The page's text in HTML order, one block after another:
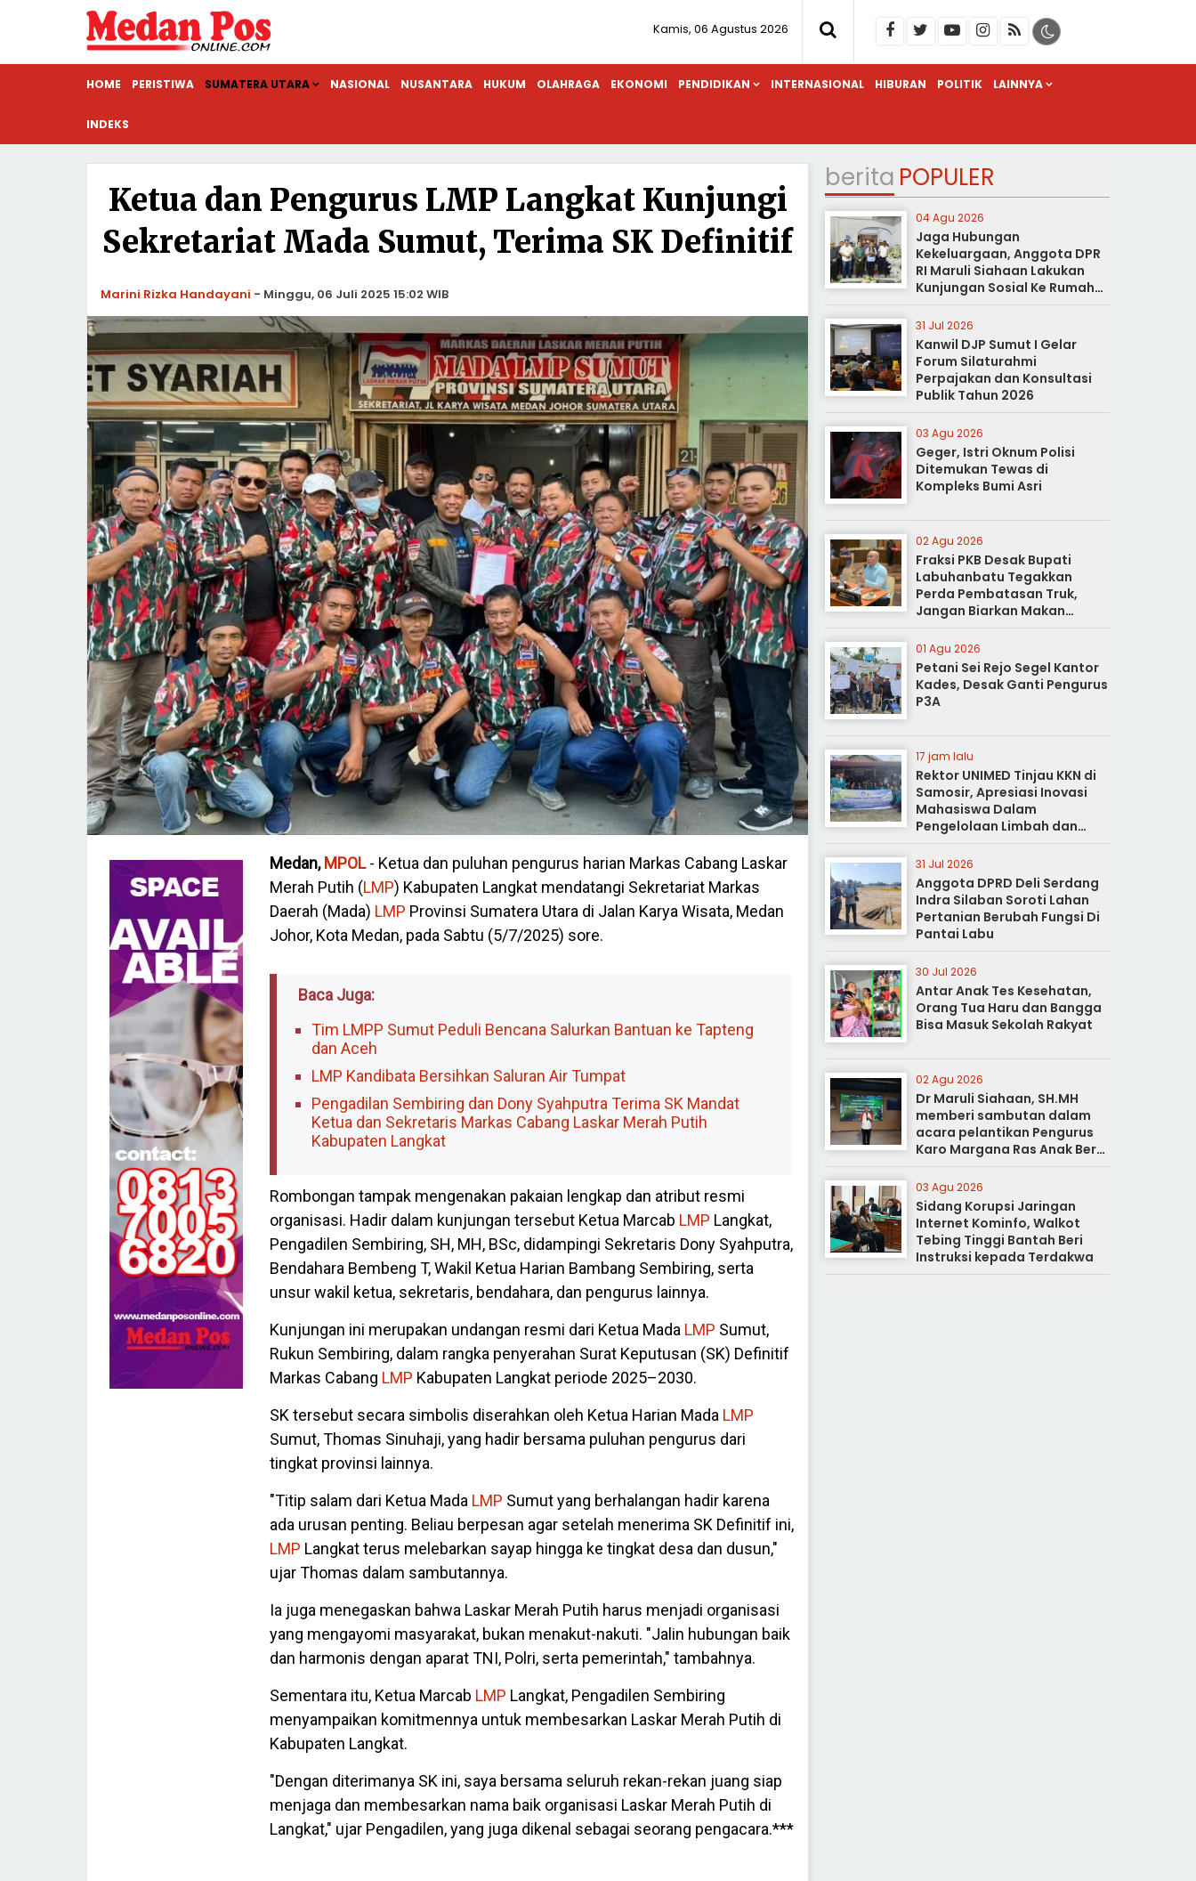
Kamis, 06 Agustus 2026
HOME PERISTIWA SUMATERA UTARA NASIONAL NUSANTARA HUKUM OLAHRAGA EKONOMI PENDIDIKAN INTERNASIONAL HIBURAN POLITIK LAINNYA
INDEKS
Ketua dan Pengurus LMP Langkat Kunjungi
Sekretariat Mada Sumut, Terima SK Definitif
Marini Rizka Handayani - Minggu, 06 Juli 2025 15:02 WIB
Medan, MPOL- Ketua dan puluhan pengurus harian Markas Cabang Laskar
Merah Putih (LMP) Kabupaten Langkat mendatangi Sekretariat Markas
Daerah (Mada) LMP Provinsi Sumatera Utara di Jalan Karya Wisata, Medan
Johor, Kota Medan, pada Sabtu (5/7/2025) sore.
Baca Juga:
Tim LMPP Sumut Peduli Bencana Salurkan Bantuan ke Tapteng
dan Aceh
LMP Kandibata Bersihkan Saluran Air Tumpat
Pengadilan Sembiring dan Dony Syahputra Terima SK Mandat
Ketua dan Sekretaris Markas Cabang Laskar Merah Putih
Kabupaten Langkat
Rombongan tampak mengenakan pakaian lengkap dan atribut resmi
organisasi. Hadir dalam kunjungan tersebut Ketua Marcab LMP Langkat,
Pengadilen Sembiring, SH, MH, BSc, didampingi Sekretaris Dony Syahputra,
Bendahara Bembeng T, Wakil Ketua Harian Bambang Sembiring, serta
unsur wakil ketua, sekretaris, bendahara, dan pengurus lainnya.
Kunjungan ini merupakan undangan resmi dari Ketua Mada LMP Sumut,
Rukun Sembiring, dalam rangka penyerahan Surat Keputusan (SK) Definitif
Markas Cabang LMP Kabupaten Langkat periode 2025–2030.
SK tersebut secara simbolis diserahkan oleh Ketua Harian Mada LMP
Sumut, Thomas Sinuhaji, yang hadir bersama puluhan pengurus dari
tingkat provinsi lainnya.
"Titip salam dari Ketua Mada LMP Sumut yang berhalangan hadir karena
ada urusan penting. Beliau berpesan agar setelah menerima SK Definitif ini,
LMP Langkat terus melebarkan sayap hingga ke tingkat desa dan dusun,"
ujar Thomas dalam sambutannya.
Ia juga menegaskan bahwa Laskar Merah Putih harus menjadi organisasi
yang mengayomi masyarakat, bukan menakut-nakuti. "Jalin hubungan baik
dan harmonis dengan aparat TNI, Polri, serta pemerintah," tambahnya.
Sementara itu, Ketua Marcab LMP Langkat, Pengadilen Sembiring
menyampaikan komitmennya untuk membesarkan Laskar Merah Putih di
Kabupaten Langkat.
"Dengan diterimanya SK ini, saya bersama seluruh rekan-rekan juang siap
menjaga dan membesarkan nama baik organisasi Laskar Merah Putih di
Langkat," ujar Pengadilen, yang juga dikenal sebagai seorang pengacara.***
berita POPULER
04 Agu 2026
Jaga Hubungan
Kekeluargaan, Anggota DPR
RI Maruli Siahaan Lakukan
Kunjungan Sosial Ke Rumah
Duka
31 Jul 2026
Kanwil DJP Sumut I Gelar
Forum Silaturahmi
Perpajakan dan Konsultasi
Publik Tahun 2026
03 Agu 2026
Geger, Istri Oknum Polisi
Ditemukan Tewas di
Kompleks Bumi Asri
02 Agu 2026
Fraksi PKB Desak Bupati
Labuhanbatu Tegakkan
Perda Pembatasan Truk,
Jangan Biarkan Makan
Korban
01 Agu 2026
Petani Sei Rejo Segel Kantor
Kades, Desak Ganti Pengurus
P3A
17 jam lalu
Rektor UNIMED Tinjau KKN di
Samosir, Apresiasi Inovasi
Mahasiswa Dalam
Pengelolaan Limbah dan
Pertanian Ramah Lingkungan
31 Jul 2026
Anggota DPRD Deli Serdang
Indra Silaban Soroti Lahan
Pertanian Berubah Fungsi Di
Pantai Labu
30 Jul 2026
Antar Anak Tes Kesehatan,
Orang Tua Haru dan Bangga
Bisa Masuk Sekolah Rakyat
02 Agu 2026
Dr Maruli Siahaan, SH.MH
memberi sambutan dalam
acara pelantikan Pengurus
Karo Margana Ras Anak Beru
Anak Beru Menteri Periode
Kota Medan
03 Agu 2026
Sidang Korupsi Jaringan
Internet Kominfo, Walkot
Tebing Tinggi Bantah Beri
Instruksi kepada Terdakwa